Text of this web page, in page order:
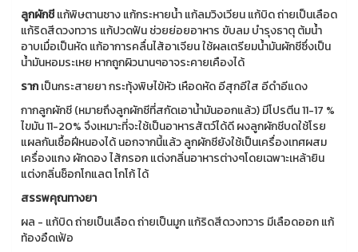
ลูกผักชีแก้พิษตานซาง แก้กระหายน้ำ แก้ลมวิงเวียน แก้บิด ถ่ายเป็นเลือด
แก้ริดสีดวงทวาร แก้ปวดฟัน ช่วยย่อยอาหาร ขับลม บำรุงธาตุ ต้มน้ำ
อาบเมื่อเป็นหัด แก้อาการคลื่นไส้อาเจียน ใช้ผลเตรียมน้ำมันผักชีซึ่งเป็น
น้ำมันหอมระเหย หากถูกผิวนานๆอาจระคายเคืองได้
รากเป็นกระสายยา กระทุ้งพิษไข้หัว เหือดหัด อีสุกอีใส อีดำอีแดง
กากลูกผักชี (หมายถึงลูกผักชีที่สกัดเอาน้ำมันออกแล้ว) มีโปรตีน 11-17 %
ไขมัน 11-20% จึงเหมาะที่จะใช้เป็นอาหารสัตว์ได้ดี ผงลูกผักชีบดใช้โรย
แผลกันเชื้อฝีหนองได้ นอกจากนี้แล้ว ลูกผักชียังใช้เป็นเครื่องเทศผสม
เครื่องแกง ผักดอง ไส้กรอก แต่งกลิ่นอาหารต่างๆโดยเฉพาะเหล้ายิน
แต่งกลิ่นช็อกโกแลต โกโก้ ได้
สรรพคุณทางยา
ผล - แก้บิด ถ่ายเป็นเลือด ถ่ายเป็นมูก แก้ริดสีดวงทวาร มีเลือดออก แก้
ท้องอืดเฟ้อ